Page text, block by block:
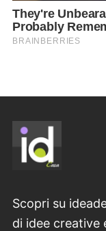
Scopri su
di idee creative